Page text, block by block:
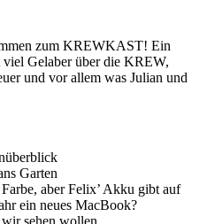
zum KREWKAST! Ein
Gelaber über die KREW,
und vor allem was Julian und
Garten
aber Felix’ Akku gibt auf
ein neues MacBook?